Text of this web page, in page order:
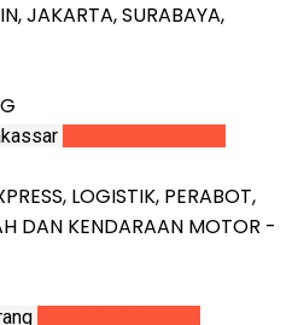
JAKARTA, SURABAYA,
LOGISTIK, PERABOT,
DAN KENDARAAN MOTOR -